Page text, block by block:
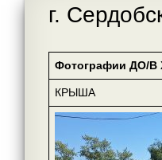
г.
Фотографии ДО/В
КРЫША